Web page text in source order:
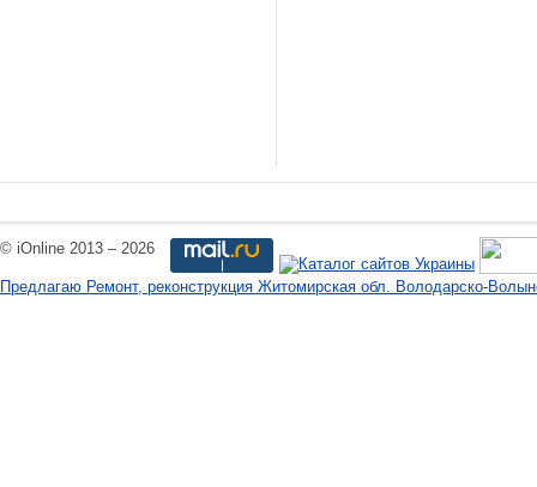
© iOnline 2013 – 2026
Предлагаю Ремонт, реконструкция Житомирская обл. Володарско-